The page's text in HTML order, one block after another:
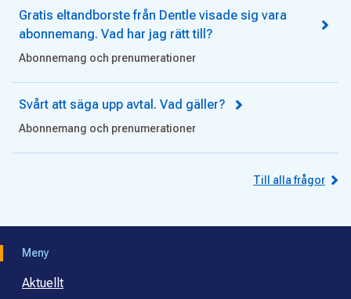
Gratis eltandborste från Dentle visade sig vara
abonnemang. Vad har jag rätt till?
Abonnemang och prenumerationer
Svårt att säga upp avtal. Vad gäller?
Abonnemang och prenumerationer
Till alla frågor
Meny
Aktuellt